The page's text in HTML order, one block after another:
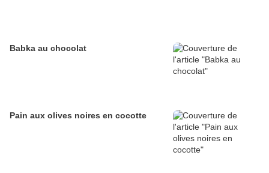
Babka au chocolat
Pain aux olives noires en cocotte